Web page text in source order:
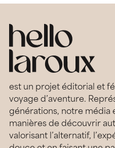
est un projet éditorial et
voyage d’aventure.
générations, notre média
manières de découvrir
valorisant l’alternatif,